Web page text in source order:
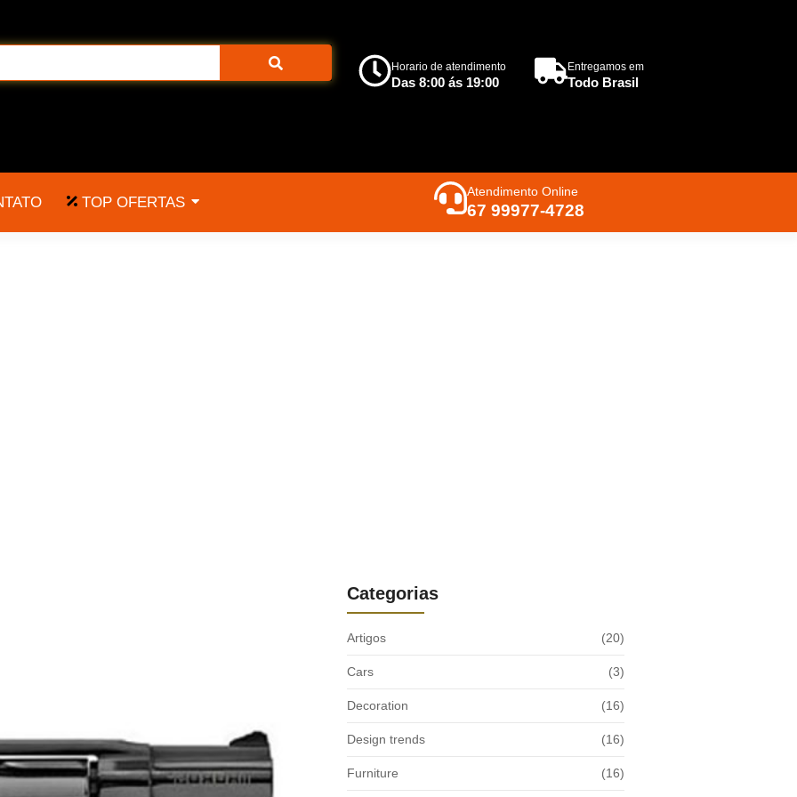
Horario de atendimento
Das 8:00 ás 19:00
Entregamos em
Todo Brasil
TOP OFERTAS
Atendimento Online
67 99977-4728
Categorias
Artigos (20)
Cars (3)
Decoration (16)
Design trends (16)
Furniture (16)